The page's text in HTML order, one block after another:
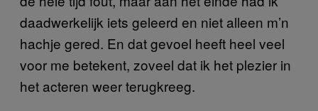
daadwerkelijk iets geleerd en niet alleen m’n
hachje gered. En dat gevoel heeft heel veel
voor me betekent, zoveel dat ik het plezier in
het acteren weer terugkreeg.